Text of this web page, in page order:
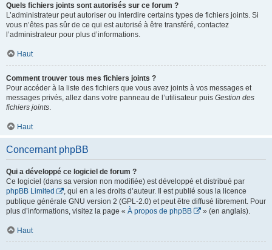
Quels fichiers joints sont autorisés sur ce forum ?
L’administrateur peut autoriser ou interdire certains types de fichiers joints. Si
vous n’êtes pas sûr de ce qui est autorisé à être transféré, contactez
l’administrateur pour plus d’informations.
Haut
Comment trouver tous mes fichiers joints ?
Pour accéder à la liste des fichiers que vous avez joints à vos messages et
messages privés, allez dans votre panneau de l’utilisateur puis Gestion des
fichiers joints.
Haut
Concernant phpBB
Qui a développé ce logiciel de forum ?
Ce logiciel (dans sa version non modifiée) est développé et distribué par
phpBB Limited
, qui en a les droits d’auteur. Il est publié sous la licence
publique générale GNU version 2 (GPL-2.0) et peut être diffusé librement. Pour
plus d’informations, visitez la page « À propos de phpBB » (en anglais).
Haut